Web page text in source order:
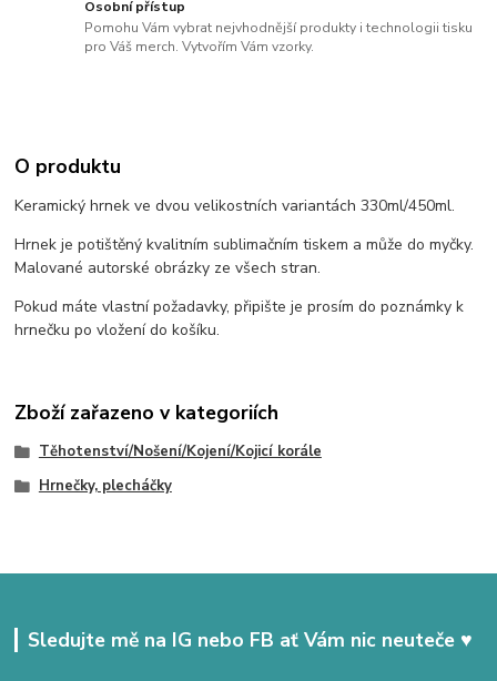
Osobní přístup
Pomohu Vám vybrat nejvhodnější produkty i technologii tisku
pro Váš merch. Vytvořím Vám vzorky.
O produktu
Keramický hrnek ve dvou velikostních variantách 330ml/450ml.
Hrnek je potištěný kvalitním sublimačním tiskem a může do myčky.
Malované autorské obrázky ze všech stran.
Pokud máte vlastní požadavky, připište je prosím do poznámky k
hrnečku po vložení do košíku.
Zboží zařazeno v kategoriích
Těhotenství/Nošení/Kojení/Kojicí korále
Hrnečky, plecháčky
Sledujte mě na IG nebo FB ať Vám nic neuteče ♥